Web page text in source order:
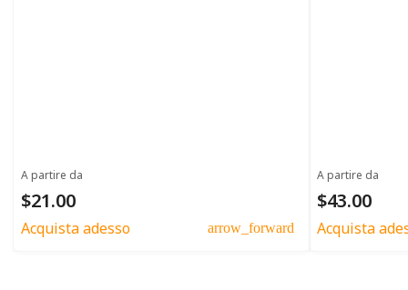
A partire da
$21.00
Acquista adesso arrow_forward
A partire da
$43.00
Acquista